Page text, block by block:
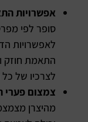
אפשרויות
סופר לפי
לאפשרויות
התאמת חוזק
לצרכיו של
צמצום פערי
מהיצרן